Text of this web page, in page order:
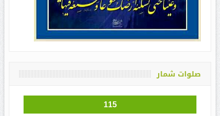
صلوات شمار
115